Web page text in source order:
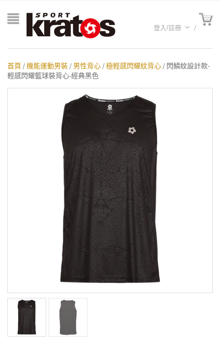
登入/註冊
首頁 /機能運動男裝 / 男性背心 /極輕感閃耀紋背心 / 閃鱗紋設計款-
輕感閃耀籃球裝背心-經典黑色